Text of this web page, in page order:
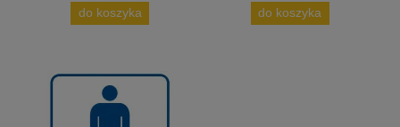
do koszyka do koszyka